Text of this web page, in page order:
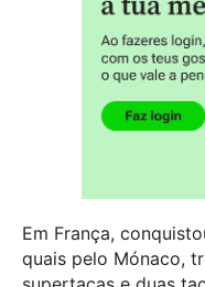
Em França,
quais pelo Mónaco,